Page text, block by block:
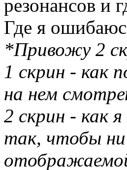
резонансов и
Где я
*Привожу 2
1 скрин - как
на нем
2 скрин - как
так, чтобы ни